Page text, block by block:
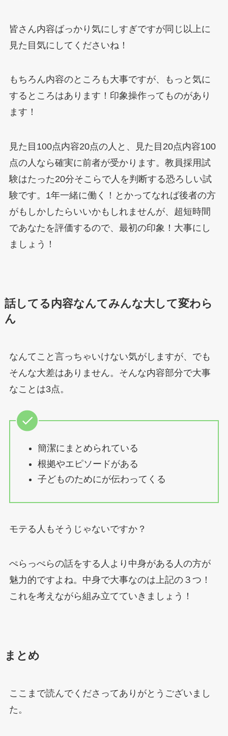
皆さん内容ばっかり気にしすぎですが同じ以上に
見た目気にしてくださいね！
もちろん内容のところも大事ですが、もっと気に
するところはあります！印象操作ってものがあり
ます！
見た目100点内容20点の人と、見た目20点内容100
点の人なら確実に前者が受かります。教員採用試
験はたった20分そこらで人を判断する恐ろしい試
験です。1年一緒に働く！とかってなれば後者の方
がもしかしたらいいかもしれませんが、超短時間
であなたを評価するので、最初の印象！大事にし
ましょう！
話してる内容なんてみんな大して変わら
ん
なんてこと言っちゃいけない気がしますが、でも
そんな大差はありません。そんな内容部分で大事
なことは3点。
簡潔にまとめられている
根拠やエピソードがある
子どものためにが伝わってくる
モテる人もそうじゃないですか？
ぺらっぺらの話をする人より中身がある人の方が
魅力的ですよね。中身で大事なのは上記の３つ！
これを考えながら組み立てていきましょう！
まとめ
ここまで読んでくださってありがとうございまし
た。